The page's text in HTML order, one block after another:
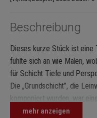
Beschreibung
Dieses kurze Stück ist eine
fühlte sich an wie Malen,
für Schicht Tiefe und
Die „Grundschicht”, die
komponiert wurden, war
2023 auf der Orgel der St.-
mehr anzeigen